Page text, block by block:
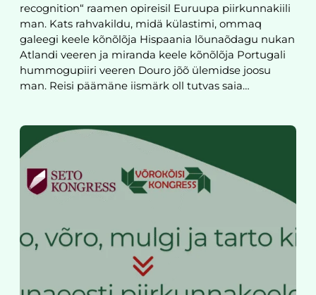
recognition“ raamen opireisil Euruupa piirkunnakiili
man. Kats rahvakildu, midä külastimi, ommaq
galeegi keele kõnõlõja Hispaania lõunaõdagu nukan
Atlandi veeren ja miranda keele kõnõlõja Portugali
hummogupiiri veeren Douro jõõ ülemidse joosu
man. Reisi päämäne iismärk oll tutvas saia…